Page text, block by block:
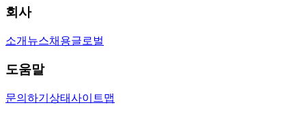
회사
소개 뉴스채용글로벌
도움말
문의하기 상태사이트맵